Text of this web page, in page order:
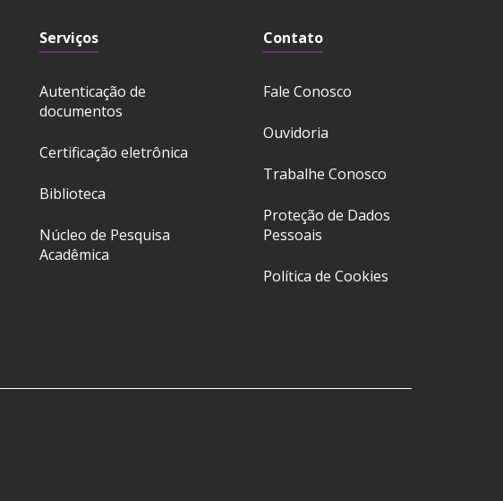
Serviços
Autenticação de
documentos
Certificação eletrônica
Biblioteca
Núcleo de Pesquisa
Acadêmica
Contato
Fale Conosco
Ouvidoria
Trabalhe Conosco
Proteção de Dados
Pessoais
Política de Cookies